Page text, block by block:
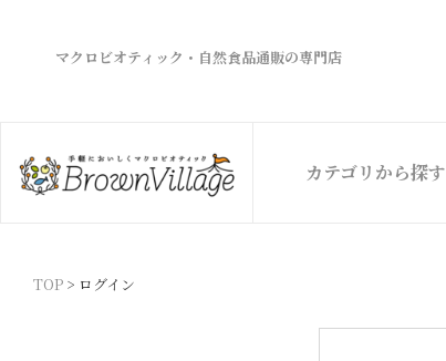
マクロビオティック・自然食品通販の専門店
カテゴリから探す
TOP ログイン